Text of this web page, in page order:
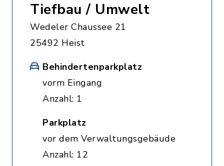
Tiefbau / Umwelt
Wedeler Chaussee 21
25492 Heist
Behindertenparkplatz
vorm Eingang
Anzahl: 1
Parkplatz
vor dem Verwaltungsgebäude
Anzahl: 12